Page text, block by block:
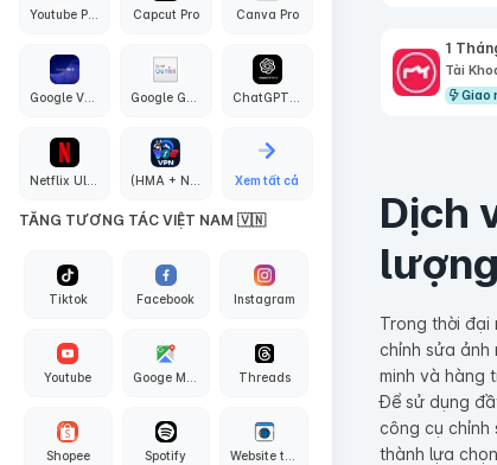
Capcut Pro Canva Pro
Xem tất cả
TĂNG TƯƠNG TÁC VIỆT NAM 🇻🇳
Tiktok Facebook Instagram
Youtube Threads
Shopee Spotify
1
Tài
Giao
Dịch
Trong thời đại
chỉnh sửa ảnh
minh và hàng
Để sử dụng
công cụ chỉnh
thành lựa